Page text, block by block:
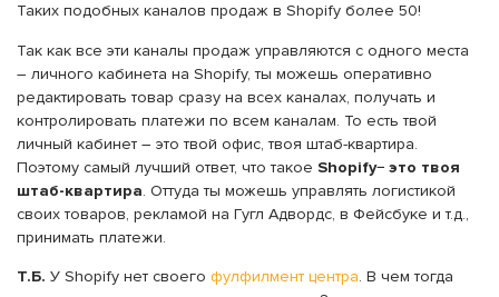
Таких подобных каналов продаж в Shopify более 50!
Так как все эти каналы продаж управляются с одного места
– личного кабинета на Shopify, ты можешь оперативно
редактировать товар сразу на всех каналах, получать и
контролировать платежи по всем каналам. То есть твой
личный кабинет – это твой офис, твоя штаб-квартира.
Поэтому самый лучший ответ, что такое Shopify− это твоя
штаб-квартира. Оттуда ты можешь управлять логистикой
своих товаров, рекламой на Гугл Адвордс, в Фейсбуке и т.д.,
принимать платежи.
Т.Б. У Shopify нет своего фулфилмент центра. В чем тогда